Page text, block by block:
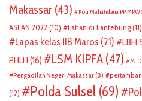
Makassar (43) Koti Mahatidana PP
ASEAN 2022 (10) Lahan di Lantebung(11)
Lapas kelas IIB Maros (21) LBH
PHLH (16) LSM KIPFA (47)
Pengadilan Negeri Makassar (8)
(12)
Polda Sulsel (69)